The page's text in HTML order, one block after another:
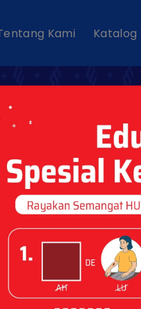
Kami Katalog